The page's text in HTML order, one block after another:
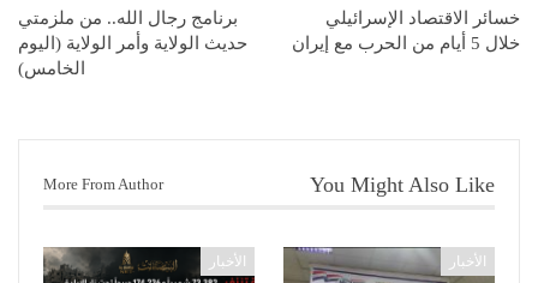
خسائر الاقتصاد الإسرائيلي
خلال 5 أيام من الحرب مع إيران
برنامج رجال الله.. من ملزمتي
حديث الولاية وأمر الولاية (اليوم
الخامس)
You Might Also Like
More From Author
الأخبار الأخبار